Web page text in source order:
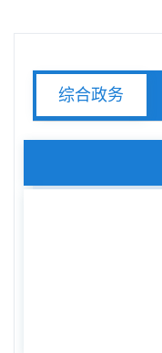
综合政务